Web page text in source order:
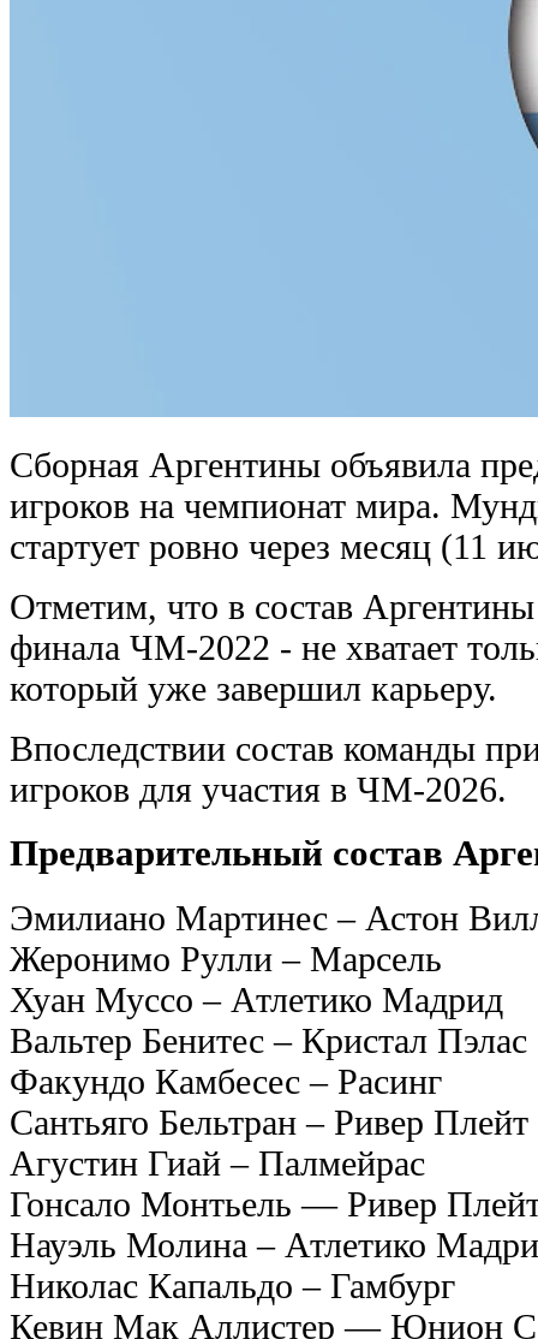
Сборная Аргентины объявила
игроков на чемпионат мира.
стартует ровно через месяц (11
Отметим, что в состав
финала ЧМ-2022 - не хватает
который уже завершил карьеру.
Впоследствии состав команды
игроков для участия в ЧМ-2026.
Предварительный состав
Эмилиано Мартинес – Астон
Жеронимо Рулли – Марсель
Хуан Муссо – Атлетико Мадрид
Вальтер Бенитес – Кристал Пэлас
Факундо Камбесес – Расинг
Сантьяго Бельтран – Ривер Плейт
Агустин Гиай – Палмейрас
Гонсало Монтьель — Ривер
Науэль Молина – Атлетико
Николас Капальдо – Гамбург
Кевин Мак Аллистер — Юнион